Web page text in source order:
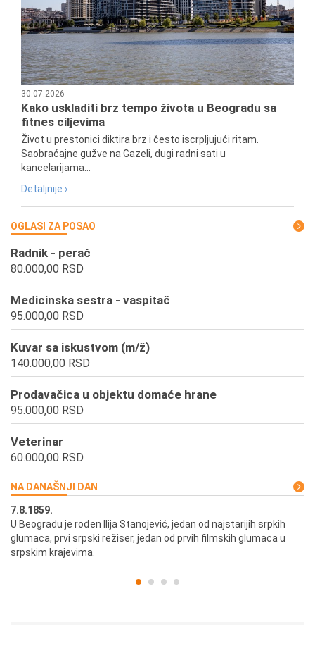
30.07.2026
Kako uskladiti brz tempo života u Beogradu sa
fitnes ciljevima
Život u prestonici diktira brz i često iscrpljujući ritam.
Saobraćajne gužve na Gazeli, dugi radni sati u
kancelarijama...
Detaljnije ›
OGLASI ZA POSAO
Radnik - perač
80.000,00 RSD
Medicinska sestra - vaspitač
95.000,00 RSD
Kuvar sa iskustvom (m/ž)
140.000,00 RSD
Prodavačica u objektu domaće hrane
95.000,00 RSD
Veterinar
60.000,00 RSD
NA DANAŠNJI DAN
7.8.1859.
U Beogradu je rođen Ilija Stanojević, jedan od najstarijih srpkih
glumaca, prvi srpski režiser, jedan od prvih filmskih glumaca u
srpskim krajevima.